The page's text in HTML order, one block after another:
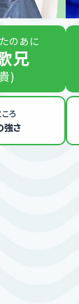
のあに
兄
)
ろ
強さ